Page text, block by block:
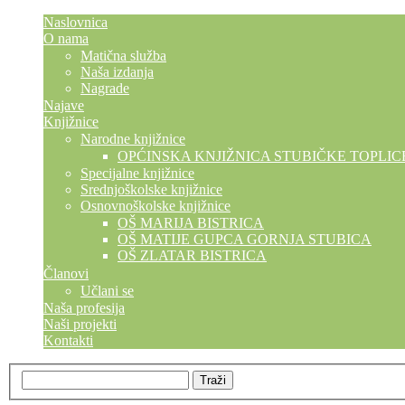
Naslovnica
O nama
Matična služba
Naša izdanja
Nagrade
Najave
Knjižnice
Narodne knjižnice
OPĆINSKA KNJIŽNICA STUBIČKE
Specijalne knjižnice
Srednjoškolske knjižnice
Osnovnoškolske knjižnice
OŠ MARIJA BISTRICA
OŠ MATIJE GUPCA GORNJA STUBICA
OŠ ZLATAR BISTRICA
Članovi
Učlani se
Naša profesija
Naši projekti
Kontakti